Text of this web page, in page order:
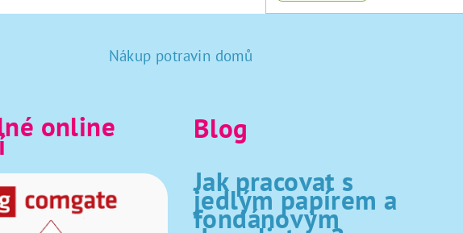
Nákup potravin domů
online
Blog
Jak pracovat s
jedlým papírem a
fondánovým